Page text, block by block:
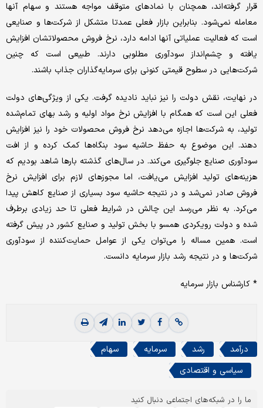
قرار گرفته‌اند، همچنان با نمادهای متوقف مواجه هستند و سهام آنها
معامله نمی‌شود. بنابراین بازار فعلی عمدتا متشکل از شرکت‌ها و صنایعی
است که فعالیت عملیاتی آنها ادامه دارد، نرخ فروش محصولاتشان افزایش
یافته و چشم‌انداز سودآوری مطلوبی دارند. طبیعی است که چنین
شرکت‌هایی در سطوح قیمتی کنونی برای سرمایه‌گذاران جذاب باشند.
در نهایت، نقش دولت را نیز نباید نادیده گرفت. یکی از ویژگی‌های دولت
فعلی این است که همگام با افزایش نرخ مواد اولیه و رشد بهای تمام‌شده
تولید، به شرکت‌ها اجازه می‌دهد نرخ فروش محصولات خود را نیز افزایش
دهند. این موضوع به حفظ حاشیه سود بنگاه‌ها کمک کرده و از افت
سودآوری صنایع جلوگیری می‌کند. در سال‌های گذشته بارها شاهد بودیم که
هزینه‌های تولید افزایش می‌یافت، اما مجوزهای لازم برای افزایش نرخ
فروش صادر نمی‌شد و در نتیجه حاشیه سود بسیاری از صنایع کاهش پیدا
می‌کرد. به نظر می‌رسد این چالش در شرایط فعلی تا حد زیادی برطرف
شده و دولت رویکردی همسو با بخش تولید و صنایع کشور در پیش گرفته
است. همین مساله را می‌توان یکی از عوامل حمایت‌کننده از سودآوری
شرکت‌ها و در نتیجه رشد بازار سرمایه دانست.
* کارشناس بازار سرمایه
درآمد رشد سرمایه
سهام
سیاسی و اقتصادی
ما را در شبکه‌های اجتماعی دنبال کنید